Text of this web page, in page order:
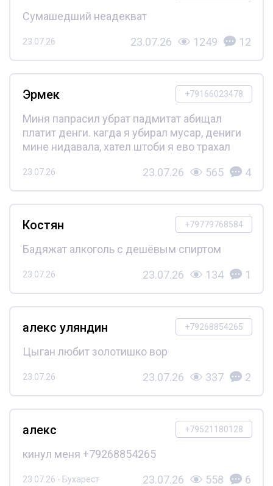
Сумашедший неадекват
23.07.26 23.07.26 1249 12
+79166023478
Эрмек
Миня папрасил убрат падмитат абищал
платит денги. кагда я убирал мусар, дениги
мине нидавала, хател штоби я ево трахал
23.07.26 23.07.26 565 4
+79779768584
Костян
Бадяжат алкоголь с дешёвым спиртом
23.07.26 23.07.26 134 1
+79268854265
алекс уляндин
Цыган любит золотишко вор
23.07.26 23.07.26 337 2
+79521180128
алекс
кинул меня +79268854265
23.07.26 - Бухарест 23.07.26 558 6